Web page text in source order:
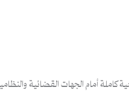
كاملة أمام الجهات القضائية